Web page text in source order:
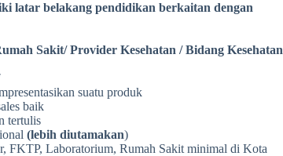
latar belakang pendidikan berkaitan dengan
Sakit/ Provider Kesehatan / Bidang Kesehatan
suatu produk
baik
tertulis
(lebih diutamakan)
FKTP, Laboratorium, Rumah Sakit minimal di Kota